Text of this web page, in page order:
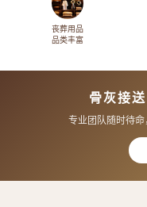
丧葬用品
品类丰富
骨灰接
专业团队随时待